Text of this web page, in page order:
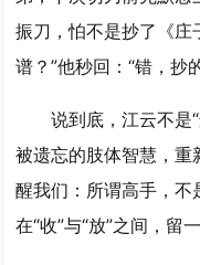
振刀，怕不是抄了《庄
谱？”他秒回：“错，抄
说到底，江云不是
被遗忘的肢体智慧，重
醒我们：所谓高手，
在“收”与“放”之间，留